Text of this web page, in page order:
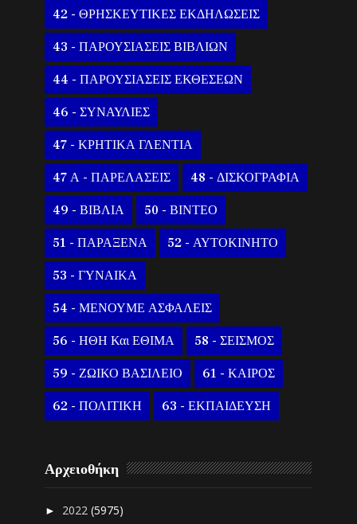
42 - ΘΡΗΣΚΕΥΤΙΚΕΣ ΕΚΔΗΛΩΣΕΙΣ
43 - ΠΑΡΟΥΣΙΑΣΕΙΣ ΒΙΒΛΙΩΝ
44 - ΠΑΡΟΥΣΙΑΣΕΙΣ ΕΚΘΕΣΕΩΝ
46 - ΣΥΝΑΥΛΙΕΣ
47 - ΚΡΗΤΙΚΑ ΓΛΕΝΤΙΑ
47 Α - ΠΑΡΕΛΑΣΕΙΣ 48 - ΔΙΣΚΟΓΡΑΦΙΑ
49 - ΒΙΒΛΙΑ 50 - ΒΙΝΤΕΟ
51 - ΠΑΡΑΞΕΝΑ 52 - ΑΥΤΟΚΙΝΗΤΟ
53 - ΓΥΝΑΙΚΑ
54 - ΜΕΝΟΥΜΕ ΑΣΦΑΛΕΙΣ
56 - ΗΘΗ Και ΕΘΙΜΑ 58 - ΣΕΙΣΜΟΣ
59 - ΖΩΙΚΟ ΒΑΣΙΛΕΙΟ 61 - ΚΑΙΡΟΣ
62 - ΠΟΛΙΤΙΚΗ 63 - ΕΚΠΑΙΔΕΥΣΗ
Αρχειοθήκη
► 2022(5975)